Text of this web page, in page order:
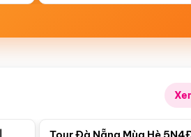
Điểm